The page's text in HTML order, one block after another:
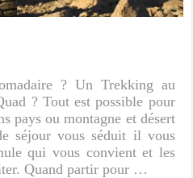
? Un Trekking au
? Tout est possible pour
pays ou montagne et désert
séjour vous séduit il vous
qui vous convient et les
Quand partir pour …